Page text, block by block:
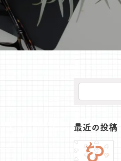
最近の投稿